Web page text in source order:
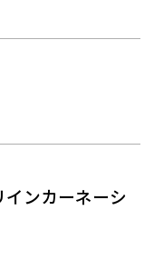
ンカーネーシ